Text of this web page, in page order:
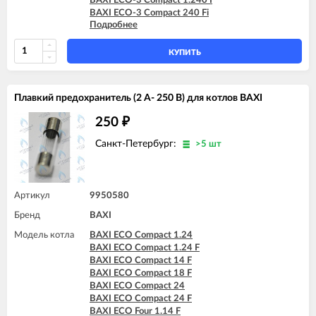
BAXI ECO-3 Compact 240 Fi
BAXI ECO-3 Compact 240 I
BAXI LUNA-3 310 Fi (CSB)
BAXI LUNA-3 COMFORT 240 i (CSZ)
BAXI MAIN 18 Fi
BAXI MAIN 24 i (BSB)
BAXI MAIN 24 i (BSE)
BAXI MAIN DIGIT 240Fi
BAXI MAIN DIGIT 240i
Подробнее
КУПИТЬ
Плавкий предохранитель (2 А- 250 В) для котлов BAXI
250 ₽
Санкт-Петербург: >5 шт
Артикул 9950580
Бренд BAXI
Модель котла
BAXI ECO Compact 1.24
BAXI ECO Compact 1.24 F
BAXI ECO Compact 14 F
BAXI ECO Compact 18 F
BAXI ECO Compact 24
BAXI ECO Compact 24 F
BAXI ECO Four 1.14 F